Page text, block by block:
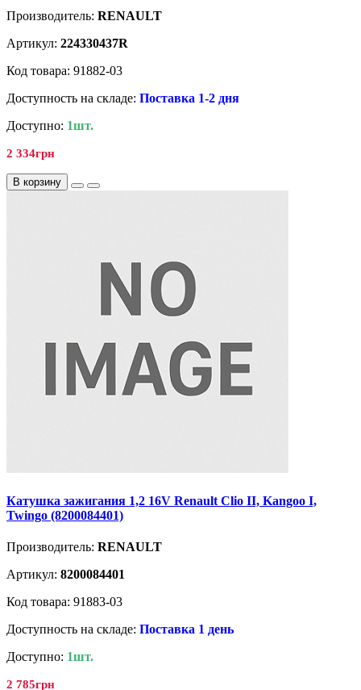
Производитель: RENAULT
Артикул: 224330437R
Код товара: 91882-03
Доступность на складе: Поставка 1-2 дня
Доступно: 1шт.
2 334грн
В корзину
Катушка зажигания 1,2 16V Renault Clio II, Kangoo I,
Twingo (8200084401)
Производитель: RENAULT
Артикул: 8200084401
Код товара: 91883-03
Доступность на складе: Поставка 1 день
Доступно: 1шт.
2 785грн